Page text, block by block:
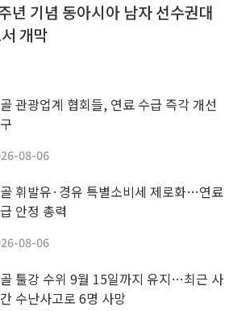
년 기념 동아시아 남자 선수권대
개막
관광업계 협회들, 연료 수급 즉각 개선
08-06
휘발유·경유 특별소비세 제로화…연료
안정 총력
08-06
툴강 수위 9월 15일까지 유지…최근 사
수난사고로 6명 사망